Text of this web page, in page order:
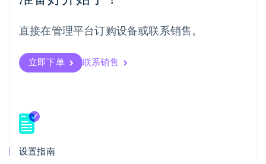
直接在管理平台订购设备或联系销售。
立即下单 联系销售
设置指南
瑞典
SvenskaEnglish
Deutsch FrançaisItaliano English
塞浦路斯
斯洛文尼亚
ไทยEnglish